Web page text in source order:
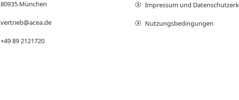
80935 München
vertrieb@acea.de
+49 89 2121720
Impressum und
Nutzungsbedingungen